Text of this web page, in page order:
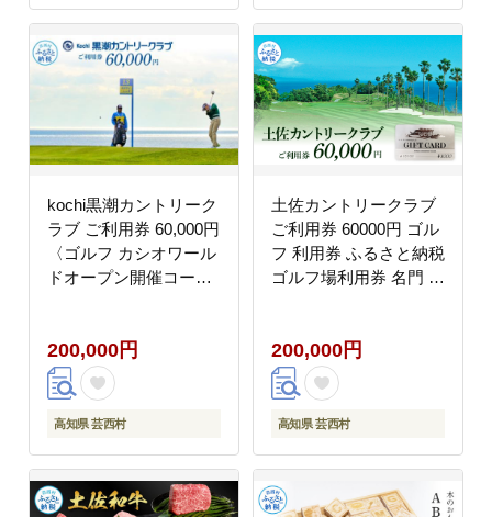
kochi黒潮カントリーク
ラブ ご利用券 60,000円
〈ゴルフ カシオワール
ドオープン開催コー
ト ゴルフチケット プレ
ー券 人気
200,000円
高知県 芸西村
土佐カントリークラブ
ご利用券 60000円 ゴル
フ 利用券 ふるさと納税
ゴルフ場利用券 名門 プ
Golf golf ゴルフチケッ
ト プレー券 人気
200,000円
高知県 芸西村